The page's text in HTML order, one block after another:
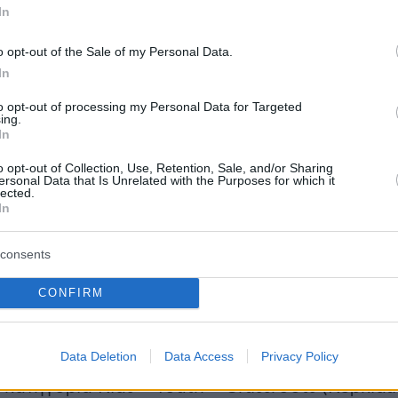
opt-out of the Sale of my Personal Data.
opt-out of processing my Personal Data for Targeted
opt-out of Collection, Use, Retention, Sale, and/or Sharing
Data that Is Unrelated with the Purposes for which it
CONFIRM
Data Deletion Data Access Privacy Policy
κατηγορία Engagement – Experiential (Ζήσε
κατηγορία CSR Programme (Αθλητικές
κατηγορία Kids – Youth – Grassroots (Kερkida